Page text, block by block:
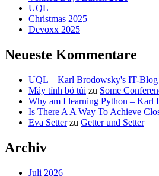
UQL
Christmas 2025
Devoxx 2025
Neueste Kommentare
UQL – Karl Brodowsky's IT-Blog
Máy tính bỏ túi zu Some
Why am I learning Python – Karl
Is There A A Way To Achieve
Eva Setterzu Getter und Setter
Archiv
Juli 2026